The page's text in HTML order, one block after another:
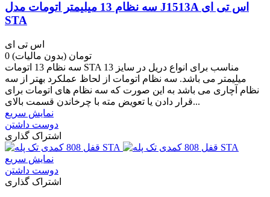
سه نظام 13 میلیمتر اتومات مدل J1513A اس تی ای
STA
اس تی ای
0 تومان (بدون مالیات)
سه نظام 13 اتومات STA مناسب برای انواع دریل در سایز 13
میلیمتر می باشد. سه نظام اتومات از لحاظ عملکرد بهتر از سه
نظام آچاری می باشد به این صورت که سه نظام های اتومات برای
قرار دادن یا تعویض مته با چرخاندن قسمت بالای...
نمایش سریع
دوست داشتن
اشتراک گذاری
نمایش سریع
دوست داشتن
اشتراک گذاری